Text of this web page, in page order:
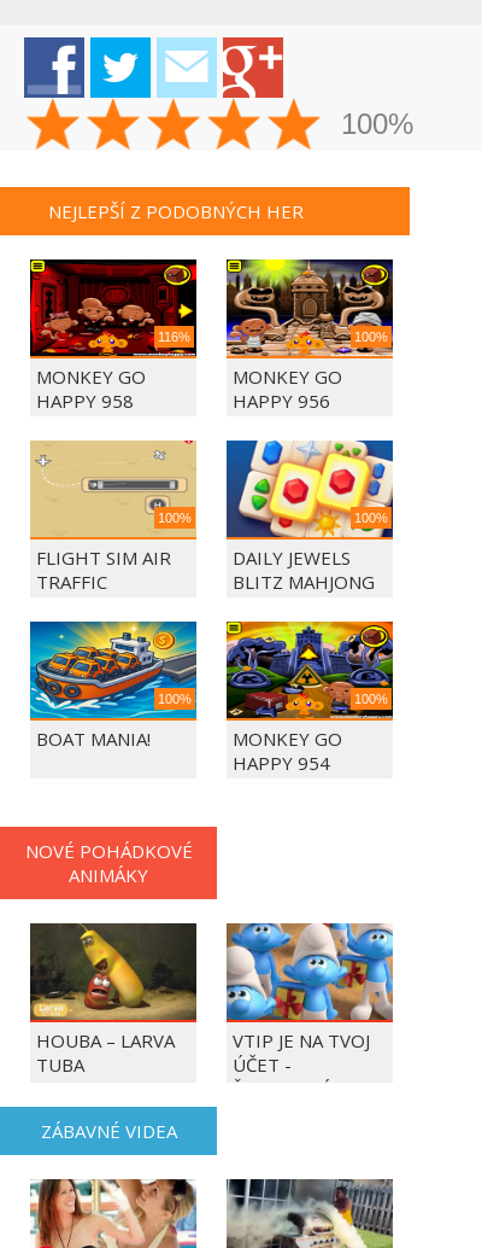
100%
NEJLEPŠÍ Z PODOBNÝCH HER
116%
MONKEY GO
HAPPY 958
100%
MONKEY GO
HAPPY 956
100%
FLIGHT SIM AIR
TRAFFIC
100%
DAILY JEWELS
BLITZ MAHJONG
100%
BOAT MANIA!
100%
MONKEY GO
HAPPY 954
NOVÉ POHÁDKOVÉ
ANIMÁKY
HOUBA – LARVA
TUBA
VTIP JE NA TVOJ
ÚČET -
ŠMOULOVÉ
ZÁBAVNÉ VIDEA